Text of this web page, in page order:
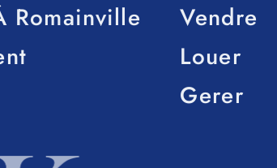
Romainville
Vendre
Louer
Gerer